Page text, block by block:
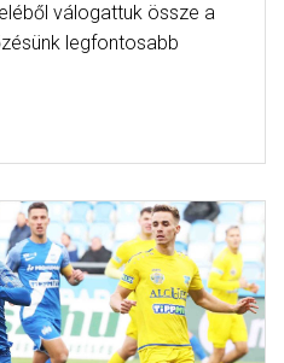
válogattuk össze a
legfontosabb